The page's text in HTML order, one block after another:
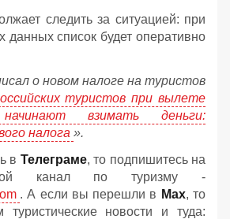
следить за ситуацией: при
данных список будет оперативно
о новом налоге на туристов
туристов при вылете
взимать деньги:
налога ».
в Телеграме, то подпишитесь на
канал по туризму -
. А если вы перешли в Мах, то
туристические новости и туда: